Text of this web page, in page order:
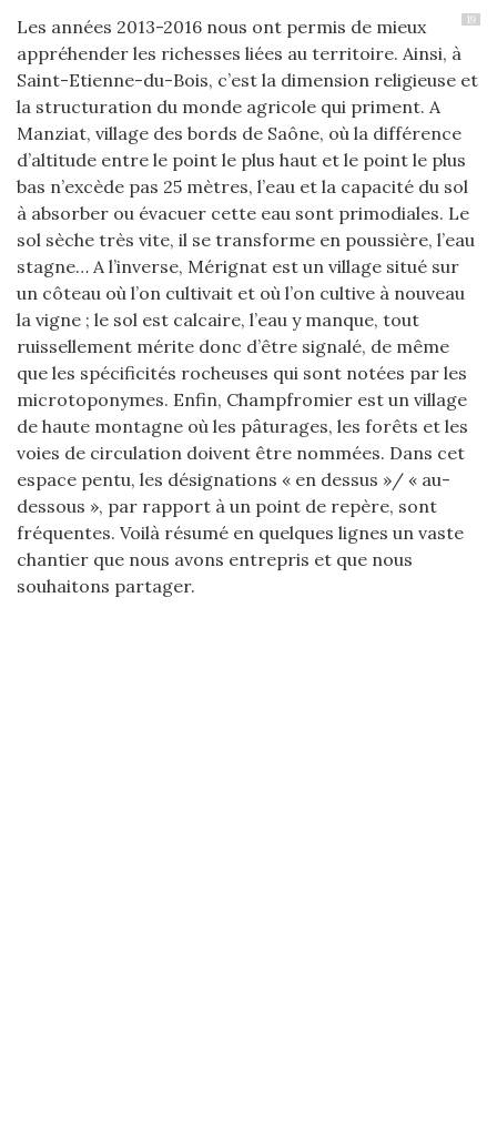
19
Les années 2013-2016 nous ont permis de mieux
appréhender les richesses liées au territoire. Ainsi, à
Saint-Etienne-du-Bois, c’est la dimension religieuse et
la structuration du monde agricole qui priment. A
Manziat, village des bords de Saône, où la différence
d’altitude entre le point le plus haut et le point le plus
bas n’excède pas 25 mètres, l’eau et la capacité du sol
à absorber ou évacuer cette eau sont primodiales. Le
sol sèche très vite, il se transforme en poussière, l’eau
stagne… A l’inverse, Mérignat est un village situé sur
un côteau où l’on cultivait et où l’on cultive à nouveau
la vigne ; le sol est calcaire, l’eau y manque, tout
ruissellement mérite donc d’être signalé, de même
que les spécificités rocheuses qui sont notées par les
microtoponymes. Enfin, Champfromier est un village
de haute montagne où les pâturages, les forêts et les
voies de circulation doivent être nommées. Dans cet
espace pentu, les désignations « en dessus »/ « au-
dessous », par rapport à un point de repère, sont
fréquentes. Voilà résumé en quelques lignes un vaste
chantier que nous avons entrepris et que nous
souhaitons partager.